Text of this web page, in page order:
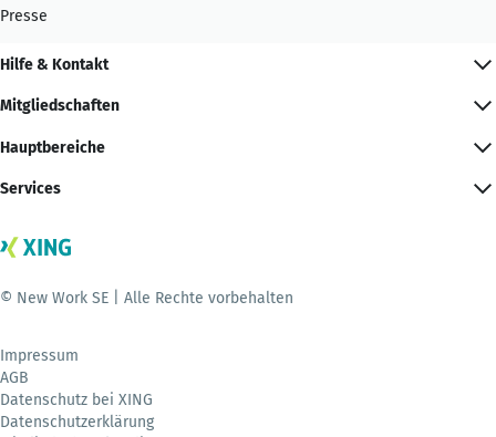
Presse
Hilfe & Kontakt
Mitgliedschaften
Hauptbereiche
Services
© New Work SE | Alle Rechte vorbehalten
Impressum
AGB
Datenschutz bei XING
Datenschutzerklärung